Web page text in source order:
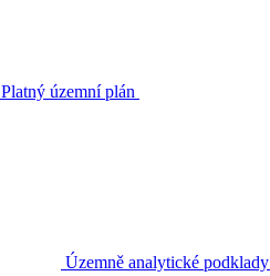
Platný územní plán
Územně analytické podklady